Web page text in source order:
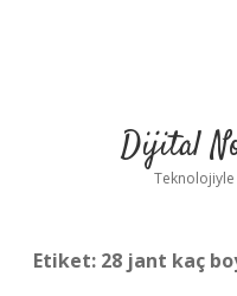
Dijital
Etiket: 28 jant kaç